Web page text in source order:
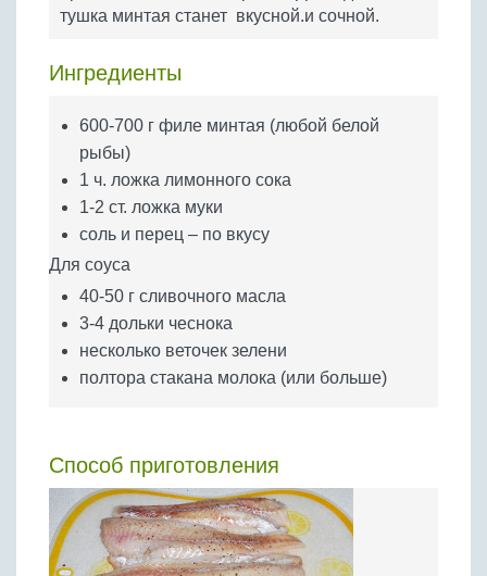
Бобовые
Крупы
тушка минтая станет вкусной.и сочной.
Ингредиенты
600-700 г филе минтая (любой белой
рыбы)
1 ч. ложка лимонного сока
1-2 ст. ложка муки
соль и перец – по вкусу
Для соуса
40-50 г сливочного масла
3-4 дольки чеснока
несколько веточек зелени
полтора стакана молока (или больше)
Способ приготовления